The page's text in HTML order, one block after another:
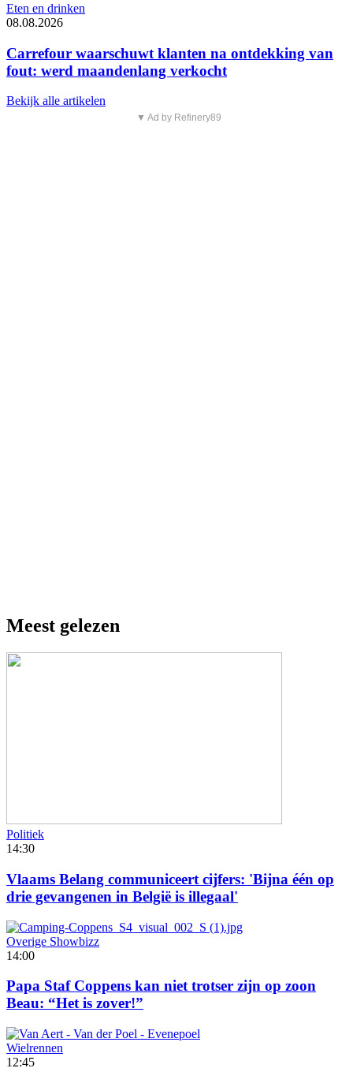
Eten en drinken
08.08.2026
Carrefour waarschuwt klanten na ontdekking van
fout: werd maandenlang verkocht
Bekijk alle artikelen
▼ Ad by Refinery89
Meest gelezen
Politiek
14:30
Vlaams Belang communiceert cijfers: 'Bijna één op
drie gevangenen in België is illegaal'
Overige Showbizz
14:00
Papa Staf Coppens kan niet trotser zijn op zoon
Beau: “Het is zover!”
Wielrennen
12:45